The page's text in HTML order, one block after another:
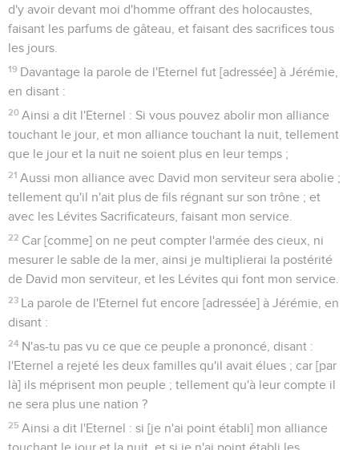
d'y avoir devant moi d'homme offrant des holocaustes,
faisant les parfums de gâteau, et faisant des sacrifices tous
les jours.
19 Davantage la parole de l'Eternel fut [adressée] à Jérémie,
en disant :
20 Ainsi a dit l'Eternel : Si vous pouvez abolir mon alliance
touchant le jour, et mon alliance touchant la nuit, tellement
que le jour et la nuit ne soient plus en leur temps ;
21 Aussi mon alliance avec David mon serviteur sera abolie ;
tellement qu'il n'ait plus de fils régnant sur son trône ; et
avec les Lévites Sacrificateurs, faisant mon service.
22 Car [comme] on ne peut compter l'armée des cieux, ni
mesurer le sable de la mer, ainsi je multiplierai la postérité
de David mon serviteur, et les Lévites qui font mon service.
23 La parole de l'Eternel fut encore [adressée] à Jérémie, en
disant :
24 N'as-tu pas vu ce que ce peuple a prononcé, disant :
l'Eternel a rejeté les deux familles qu'il avait élues ; car [par
là] ils méprisent mon peuple ; tellement qu'à leur compte il
ne sera plus une nation ?
25 Ainsi a dit l'Eternel : si [je n'ai point établi] mon alliance
touchant le jour et la nuit, et si je n'ai point établi les